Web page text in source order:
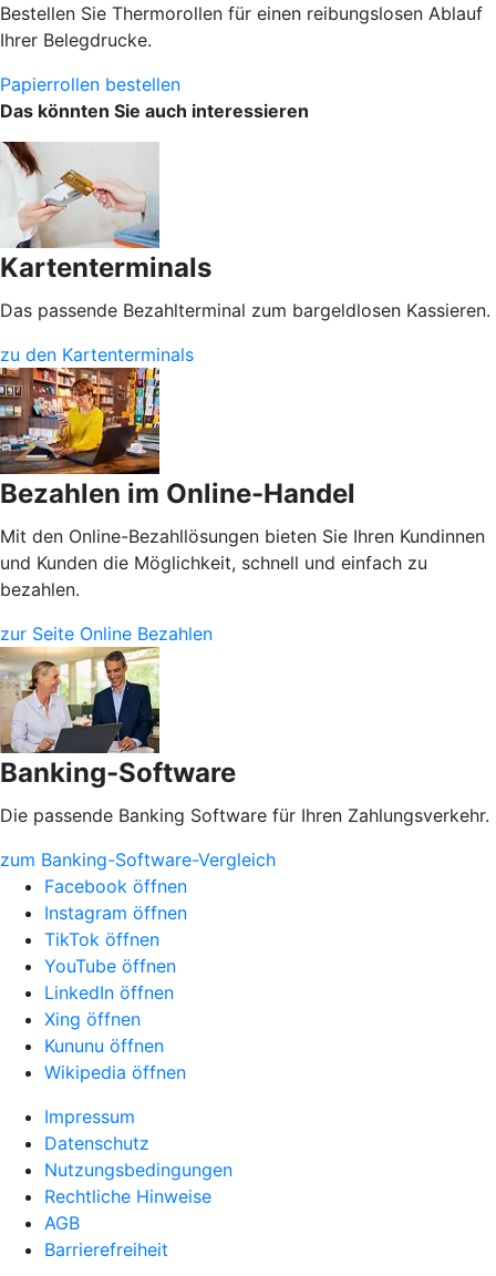
Bestellen Sie Thermorollen für einen reibungslosen Ablauf
Ihrer Belegdrucke.
Papierrollen bestellen
Das könnten Sie auch interessieren
Kartenterminals
Das passende Bezahlterminal zum bargeldlosen Kassieren.
zu den Kartenterminals
Bezahlen im Online-Handel
Mit den Online-Bezahllösungen bieten Sie Ihren Kundinnen
und Kunden die Möglichkeit, schnell und einfach zu
bezahlen.
zur Seite Online Bezahlen
Banking-Software
Die passende Banking Software für Ihren Zahlungsverkehr.
zum Banking-Software-Vergleich
Facebook öffnen
Instagram öffnen
TikTok öffnen
YouTube öffnen
LinkedIn öffnen
Xing öffnen
Kununu öffnen
Wikipedia öffnen
Impressum
Datenschutz
Nutzungsbedingungen
Rechtliche Hinweise
AGB
Barrierefreiheit